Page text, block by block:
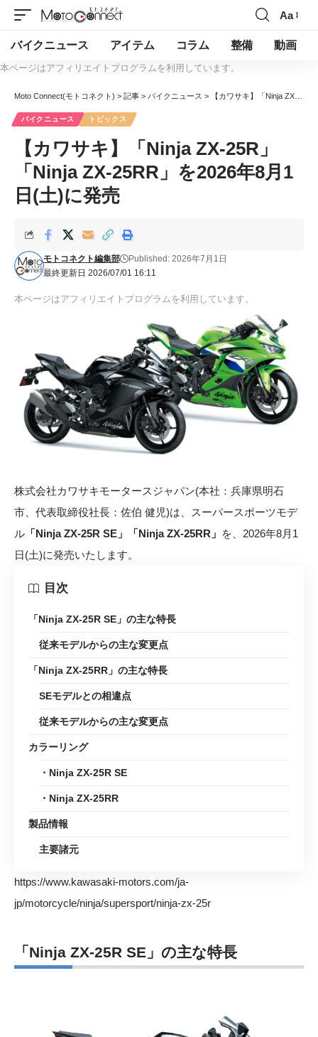
Aa
バイクニュース アイテム コラム 整備 動画
本ページはアフィリエイトプログラムを利用しています。
Moto Connect(モトコネクト) > 記事 > バイクニュース > 【カワサキ】「Ninja ZX-25R」「Ninja ZX-25RR」を2026年8月1日(土)に発売
バイクニュース トピックス
【カワサキ】「Ninja ZX-25R」
「Ninja ZX-25RR」を2026年8月1
日(土)に発売
最終更新日 2026/07/01 16:11
モトコネクト編集部 Published: 2026年7月1日
本ページはアフィリエイトプログラムを利用しています。
株式会社カワサキモータースジャパン(本社：兵庫県明石
市、代表取締役社長：佐伯 健児)は、スーパースポーツモデ
ル 「Ninja ZX-25R SE」「Ninja ZX-25RR」 を、2026年8月1
日(土)に発売いたします。
目次
「Ninja ZX-25R SE」の主な特長
従来モデルからの主な変更点
「Ninja ZX-25RR」の主な特長
SEモデルとの相違点
従来モデルからの主な変更点
カラーリング
・Ninja ZX-25R SE
・Ninja ZX-25RR
製品情報
主要諸元
https://www.kawasaki-motors.com/ja-
jp/motorcycle/ninja/supersport/ninja-zx-25r
「Ninja ZX-25R SE」の主な特長